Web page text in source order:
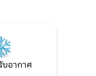
าจลืมเลือน
บอากาศ